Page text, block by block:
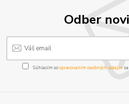
Odber
Súhlasím sospracovaním osobných údajov